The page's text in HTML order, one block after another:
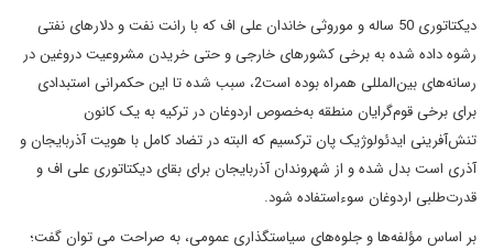
دیکتاتوری 50 ساله و موروثی خاندان علی اف که با رانت نفت و دلارهای نفتی
رشوه داده شده به برخی کشورهای خارجی و حتی خریدن مشروعیت دروغین در
رسانه‌های بین‌المللی همراه بوده است2، سبب شده تا این حکمرانی استبدادی
برای برخی قوم‌گرایان منطقه به‌خصوص اردوغان در ترکیه به یک کانون
تنش‌آفرینی ایدئولوژیک پان ترکسیم که البته در تضاد کامل با هویت آذربایجان و
آذری است بدل شده و از شهروندان آذربایجان برای بقای دیکتاتوری علی اف و
قدرت‌طلبی اردوغان سوءاستفاده شود.
بر اساس مؤلفه‌ها و جلوه‌های سیاستگذاری عمومی، به صراحت می توان گفت؛